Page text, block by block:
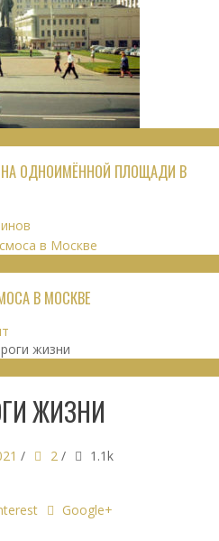
ОДНОИМЁННОЙ ПЛОЩАДИ В
В МОСКВЕ
жизни
ЖИЗНИ
/ 2 /
1.1k
Google+